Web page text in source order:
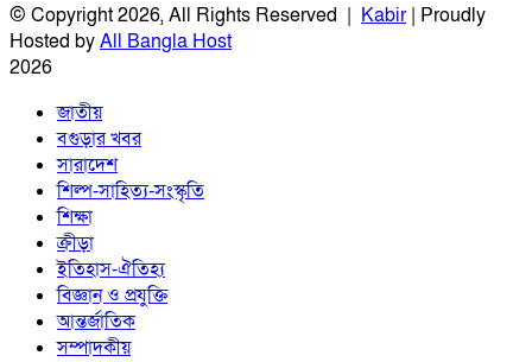
© Copyright 2026, All Rights Reserved | Kabir| Proudly
Hosted byAll Bangla Host
2026
জাতীয়
বগুড়ার খবর
সারাদেশ
শিল্প-সাহিত্য-সংস্কৃতি
শিক্ষা
ক্রীড়া
ইতিহাস-ঐতিহ্য
বিজ্ঞান ও প্রযুক্তি
আন্তর্জাতিক
সম্পাদকীয়